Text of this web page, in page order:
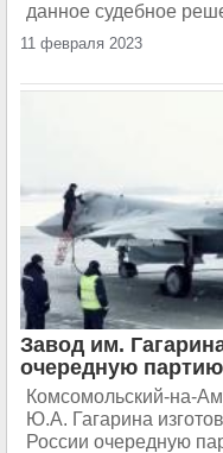
данное судебное
11 февраля 2023
Завод им.
очередную
Комсомольский-на-
Ю.А. Гагарина
России очередную